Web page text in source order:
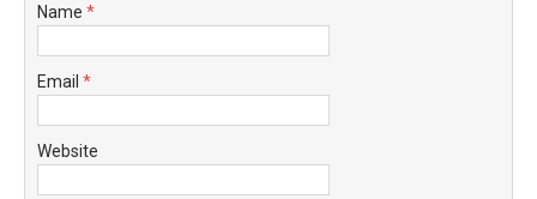
Name *
Email *
Website